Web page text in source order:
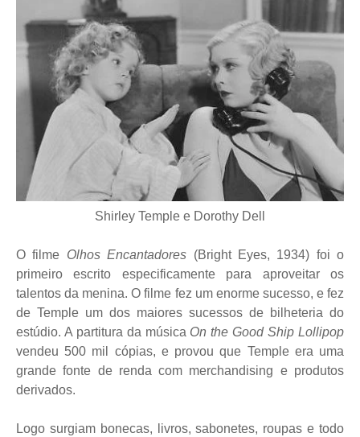
Shirley Temple e Dorothy Dell
O filme Olhos Encantadores (Bright Eyes, 1934) foi o
primeiro escrito especificamente para aproveitar os
talentos da menina. O filme fez um enorme sucesso, e fez
de Temple um dos maiores sucessos de bilheteria do
estúdio. A partitura da música On the Good Ship Lollipop
vendeu 500 mil cópias, e provou que Temple era uma
grande fonte de renda com merchandising e produtos
derivados.
Logo surgiam bonecas, livros, sabonetes, roupas e todo